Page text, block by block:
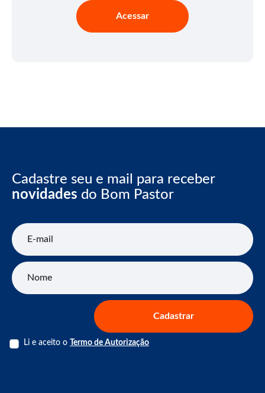
Acessar
Cadastre seu e mail para receber
novidades do Bom Pastor
E-mail
Nome
Cadastrar
Li e aceito o Termo de Autorização